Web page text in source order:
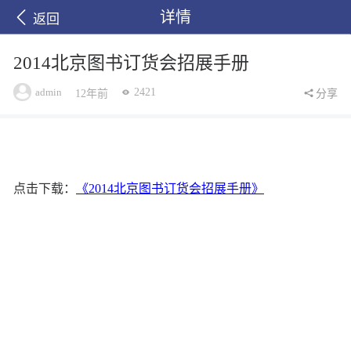
返回 详情
2014北京图书订货会招展手册
admin 12年前 2421 分享
点击下载： 《2014北京图书订货会招展手册》